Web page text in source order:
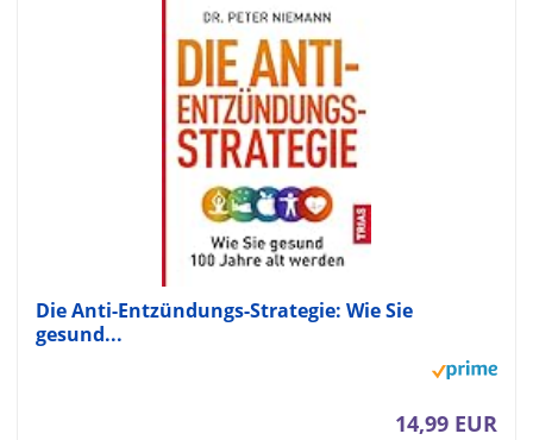
Die Anti-Entzündungs-Strategie: Wie Sie
gesund...
14,99 EUR